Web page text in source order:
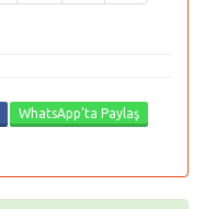
WhatsApp'ta Paylaş